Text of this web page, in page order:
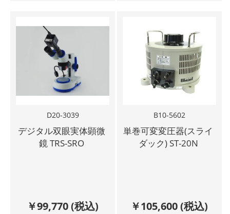
D20-3039
デジタル双眼実体顕微
鏡 TRS-SRO
￥99,770(税込)
B10-5602
単巻可変変圧器(スライ
ダック) ST-20N
￥105,600(税込)